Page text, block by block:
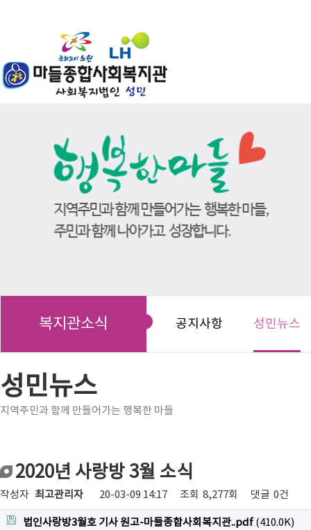
복지관소식 공지사항 성민뉴스
성민뉴스
지역주민과 함께 만들어가는 행복한 마들
2020년 사랑방 3월 소식
작성자 최고관리자 20-03-09 14:17 조회 8,277회 댓글 0건
법인사랑방3월호 기사 원고-마들종합사회복지관..pdf (410.0K)